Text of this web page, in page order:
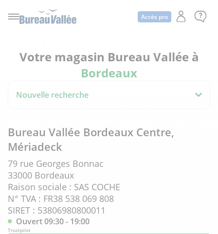
Accès pro
Votre magasin Bureau Vallée à
Bordeaux
Nouvelle recherche
Bureau Vallée Bordeaux Centre,
Mériadeck
79 rue Georges Bonnac
33000 Bordeaux
Raison sociale : SAS COCHE
N° TVA : FR38 538 069 808
SIRET : 53806980800011
Ouvert 09:30 - 19:00
Trustpilot